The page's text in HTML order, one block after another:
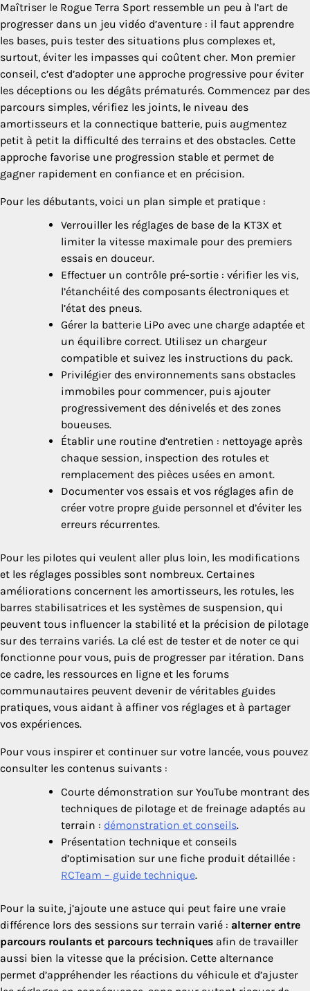
Maîtriser le Rogue Terra Sport ressemble un peu à l’art de
progresser dans un jeu vidéo d’aventure : il faut apprendre
les bases, puis tester des situations plus complexes et,
surtout, éviter les impasses qui coûtent cher. Mon premier
conseil, c’est d’adopter une approche progressive pour éviter
les déceptions ou les dégâts prématurés. Commencez par des
parcours simples, vérifiez les joints, le niveau des
amortisseurs et la connectique batterie, puis augmentez
petit à petit la difficulté des terrains et des obstacles. Cette
approche favorise une progression stable et permet de
gagner rapidement en confiance et en précision.
Pour les débutants, voici un plan simple et pratique :
Verrouiller les réglages de base de la KT3X et
limiter la vitesse maximale pour des premiers
essais en douceur.
Effectuer un contrôle pré-sortie : vérifier les vis,
l’étanchéité des composants électroniques et
l’état des pneus.
Gérer la batterie LiPo avec une charge adaptée et
un équilibre correct. Utilisez un chargeur
compatible et suivez les instructions du pack.
Privilégier des environnements sans obstacles
immobiles pour commencer, puis ajouter
progressivement des dénivelés et des zones
boueuses.
Établir une routine d’entretien : nettoyage après
chaque session, inspection des rotules et
remplacement des pièces usées en amont.
Documenter vos essais et vos réglages afin de
créer votre propre guide personnel et d’éviter les
erreurs récurrentes.
Pour les pilotes qui veulent aller plus loin, les modifications
et les réglages possibles sont nombreux. Certaines
améliorations concernent les amortisseurs, les rotules, les
barres stabilisatrices et les systèmes de suspension, qui
peuvent tous influencer la stabilité et la précision de pilotage
sur des terrains variés. La clé est de tester et de noter ce qui
fonctionne pour vous, puis de progresser par itération. Dans
ce cadre, les ressources en ligne et les forums
communautaires peuvent devenir de véritables guides
pratiques, vous aidant à affiner vos réglages et à partager
vos expériences.
Pour vous inspirer et continuer sur votre lancée, vous pouvez
consulter les contenus suivants :
Courte démonstration sur YouTube montrant des
techniques de pilotage et de freinage adaptés au
terrain : démonstration et conseils.
Présentation technique et conseils
d’optimisation sur une fiche produit détaillée :
RCTeam – guide technique.
Pour la suite, j’ajoute une astuce qui peut faire une vraie
différence lors des sessions sur terrain varié : alterner entre
parcours roulants et parcours techniques afin de travailler
aussi bien la vitesse que la précision. Cette alternance
permet d’appréhender les réactions du véhicule et d’ajuster